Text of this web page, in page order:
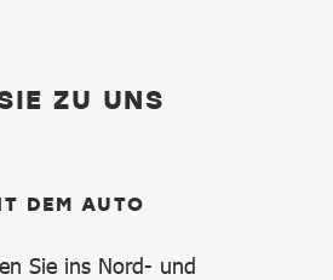
ZU UNS
DEM AUTO
Sie ins Nord- und